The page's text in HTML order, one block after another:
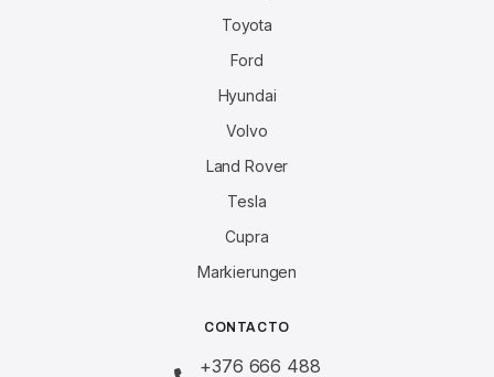
Toyota
Ford
Hyundai
Volvo
Land Rover
Tesla
Cupra
Markierungen
CONTACTO
+376 666 488